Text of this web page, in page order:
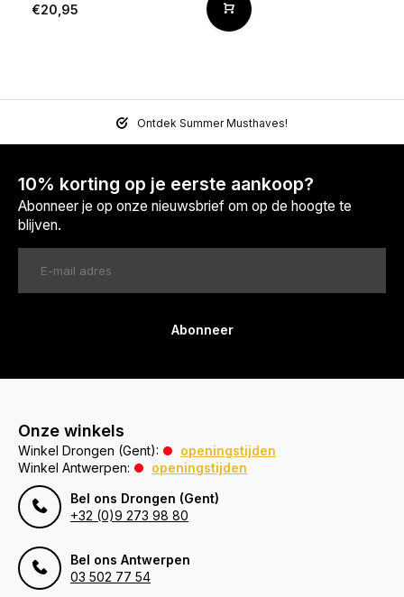
€20,95
Ontdek Summer Musthaves!
10% korting op je eerste aankoop?
Abonneer je op onze nieuwsbrief om op de hoogte te
blijven.
Abonneer
Onze winkels
Winkel Drongen (Gent):
openingstijden
Winkel Antwerpen:
openingstijden
Bel ons Drongen (Gent)
+32 (0)9 273 98 80
Bel ons Antwerpen
03 502 77 54